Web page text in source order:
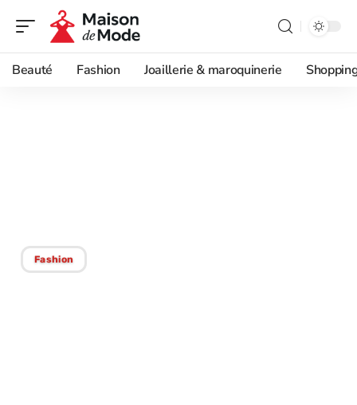
Beauté Fashion Joaillerie & maroquinerie
Fashion